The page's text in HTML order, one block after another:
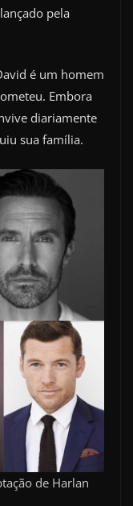
pela
é um homem
Embora
diariamente
sua família.
de Harlan